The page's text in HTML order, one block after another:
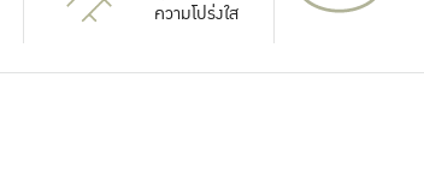
ความโปร่งใส